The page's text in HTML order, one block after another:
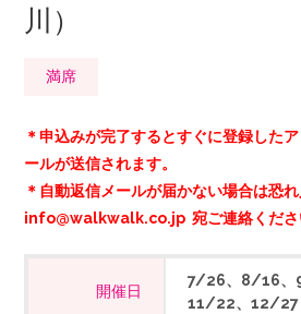
川）
満席
＊申込みが完了するとすぐに登録した
ールが送信されます。
＊自動返信メールが届かない場合は恐
info@walkwalk.co.jp 宛ご連絡くださ
開催日
7/26、8/16、
11/22、12/27